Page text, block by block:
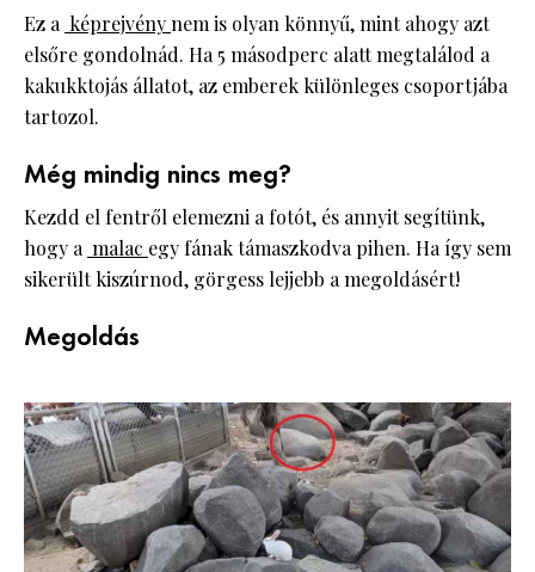
Ez a képrejvénynem is olyan könnyű, mint ahogy azt
elsőre gondolnád. Ha 5 másodperc alatt megtalálod a
kakukktojás állatot, az emberek különleges csoportjába
tartozol.
Még mindig nincs meg?
Kezdd el fentről elemezni a fotót, és annyit segítünk,
hogy a malac egy fának támaszkodva pihen. Ha így sem
sikerült kiszúrnod, görgess lejjebb a megoldásért!
Megoldás